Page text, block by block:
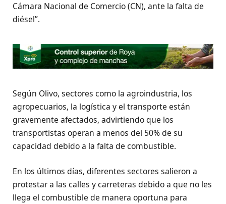
Cámara Nacional de Comercio (CN), ante la falta de
diésel”.
Según Olivo, sectores como la agroindustria, los
agropecuarios, la logística y el transporte están
gravemente afectados, advirtiendo que los
transportistas operan a menos del 50% de su
capacidad debido a la falta de combustible.
En los últimos días, diferentes sectores salieron a
protestar a las calles y carreteras debido a que no les
llega el combustible de manera oportuna para